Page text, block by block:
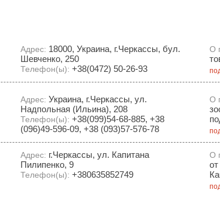
Адрес: 18000, Украина, г.Черкассы, бул.
Шевченко, 250
Телефон(ы): +38(0472) 50-26-93
О
Адрес: Украина, г.Черкассы, ул.
Надпольная (Ильина), 208
Телефон(ы): +38(099)54-68-885, +38
(096)49-596-09, +38 (093)57-576-78
О
Адрес: г.Черкассы, ул. Капитана
Пилипенко, 9
Телефон(ы): +380635852749
О